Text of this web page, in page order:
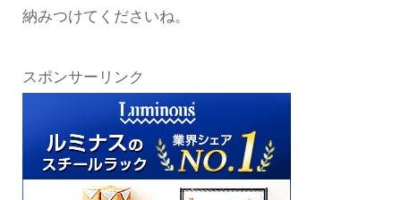
納みつけてくださいね。
スポンサーリンク